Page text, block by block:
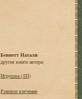
Беннетт Натали
другие книги автора:
Игрушка (ЛП)
Роковое влечение